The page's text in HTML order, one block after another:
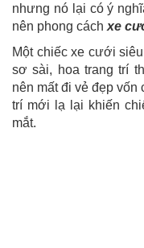
nhưng nó lại có ý
nên phong cách xe
Một chiếc xe cưới
sơ sài, hoa trang trí
nên mất đi vẻ đẹp vốn
trí mới lạ lại khiến
mắt.